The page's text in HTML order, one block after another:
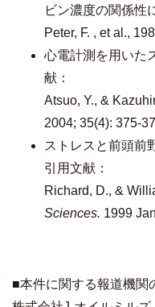
ビン濃度の関係性
Peter, F. , et al.,
心電計測を用いた
献：
Atsuo, Y., &
2004; 35(4): 375-
ストレスと前頭前
引用文献：
Richard, D., &
Sciences. 1999
■本件に関する報道機関